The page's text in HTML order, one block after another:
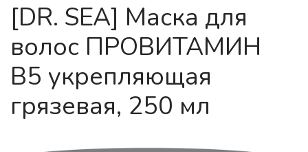
[DR. SEA] Маска для
волос ПРОВИТАМИН
В5 укрепляющая
грязевая, 250 мл